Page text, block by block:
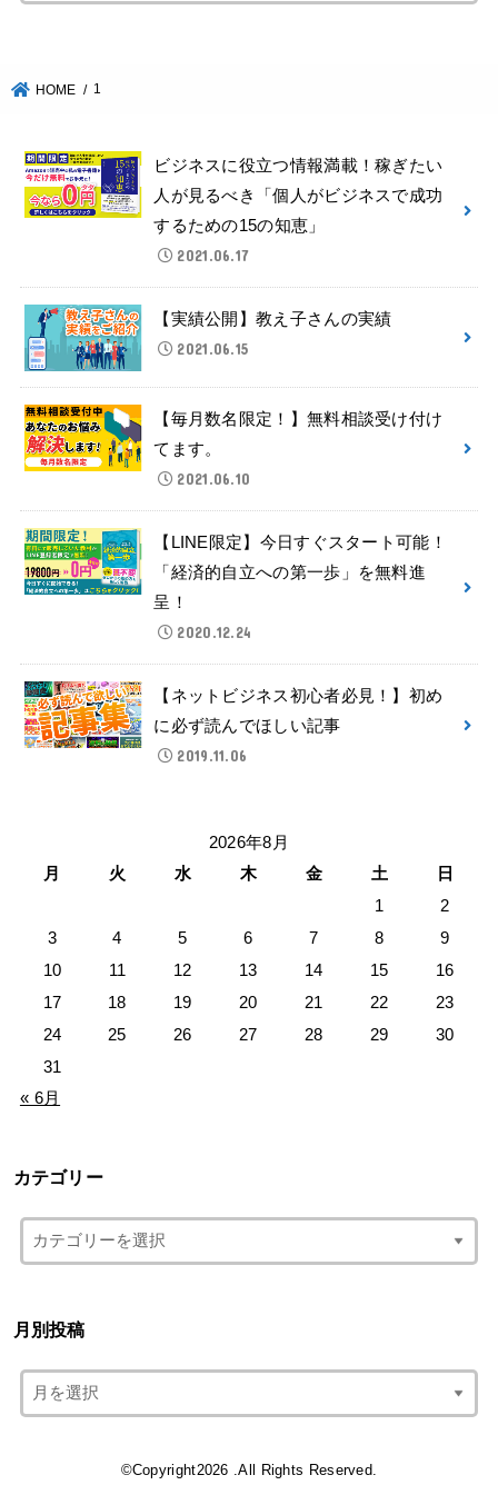
HOME 1
ビジネスに役立つ情報満載！稼ぎたい
人が見るべき「個人がビジネスで成功
するための15の知恵」
2021.06.17
【実績公開】教え子さんの実績
2021.06.15
【毎月数名限定！】無料相談受け付け
てます。
2021.06.10
【LINE限定】今日すぐスタート可能！
「経済的自立への第一歩」を無料進
呈！
2020.12.24
【ネットビジネス初心者必見！】初め
に必ず読んでほしい記事
2019.11.06
2026年8月
月
火 水 木 金 土
日
1
2
3
4 5 6 7 8
9
10
11 12 13 14 15
16
17
18 19 20 21 22
23
24
25 26 27 28 29
30
31
« 6月
カテゴリー
月別投稿
©Copyright2026 .All Rights Reserved.